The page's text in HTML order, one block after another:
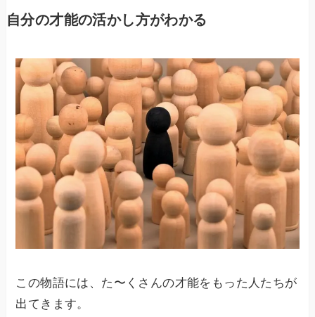
自分の才能の活かし方がわかる
この物語には、た〜くさんの才能をもった人たちが
出てきます。